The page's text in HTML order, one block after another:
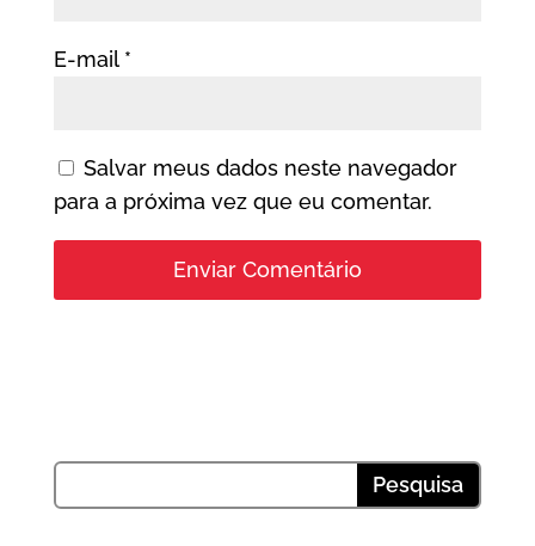
E-mail *
Salvar meus dados neste navegador
para a próxima vez que eu comentar.